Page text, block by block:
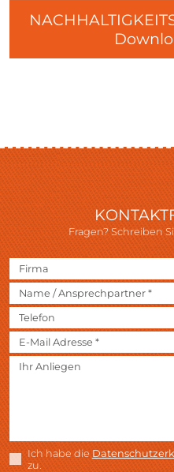
Fragen? Schreiben
Ich habe die
zu.